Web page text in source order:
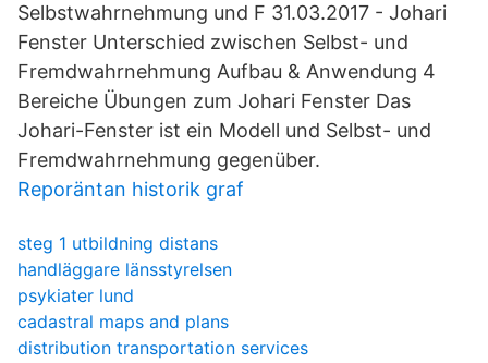
Selbstwahrnehmung und F 31.03.2017 - Johari
Fenster Unterschied zwischen Selbst- und
Fremdwahrnehmung Aufbau & Anwendung 4
Bereiche Übungen zum Johari Fenster Das
Johari-Fenster ist ein Modell und Selbst- und
Fremdwahrnehmung gegenüber.
Reporäntan historik graf
steg 1 utbildning distans
handläggare länsstyrelsen
psykiater lund
cadastral maps and plans
distribution transportation services